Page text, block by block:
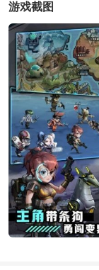
游戏截图